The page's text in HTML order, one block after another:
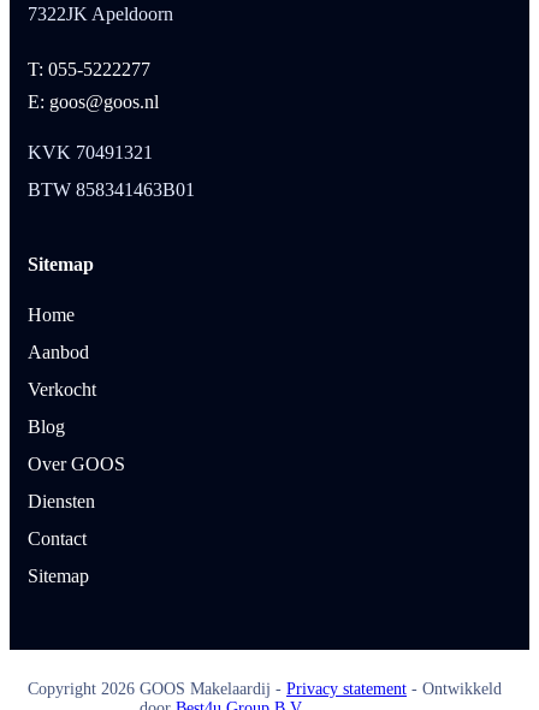
7322JK Apeldoorn
T: 055-5222277
E: goos@goos.nl
KVK 70491321
BTW 858341463B01
Sitemap
Home
Aanbod
Verkocht
Blog
Over GOOS
Diensten
Contact
Sitemap
Copyright 2026 GOOS Makelaardij - Privacy statement - Ontwikkeld